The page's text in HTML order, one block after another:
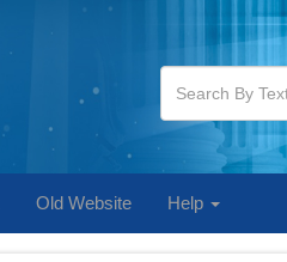
Old Website Help